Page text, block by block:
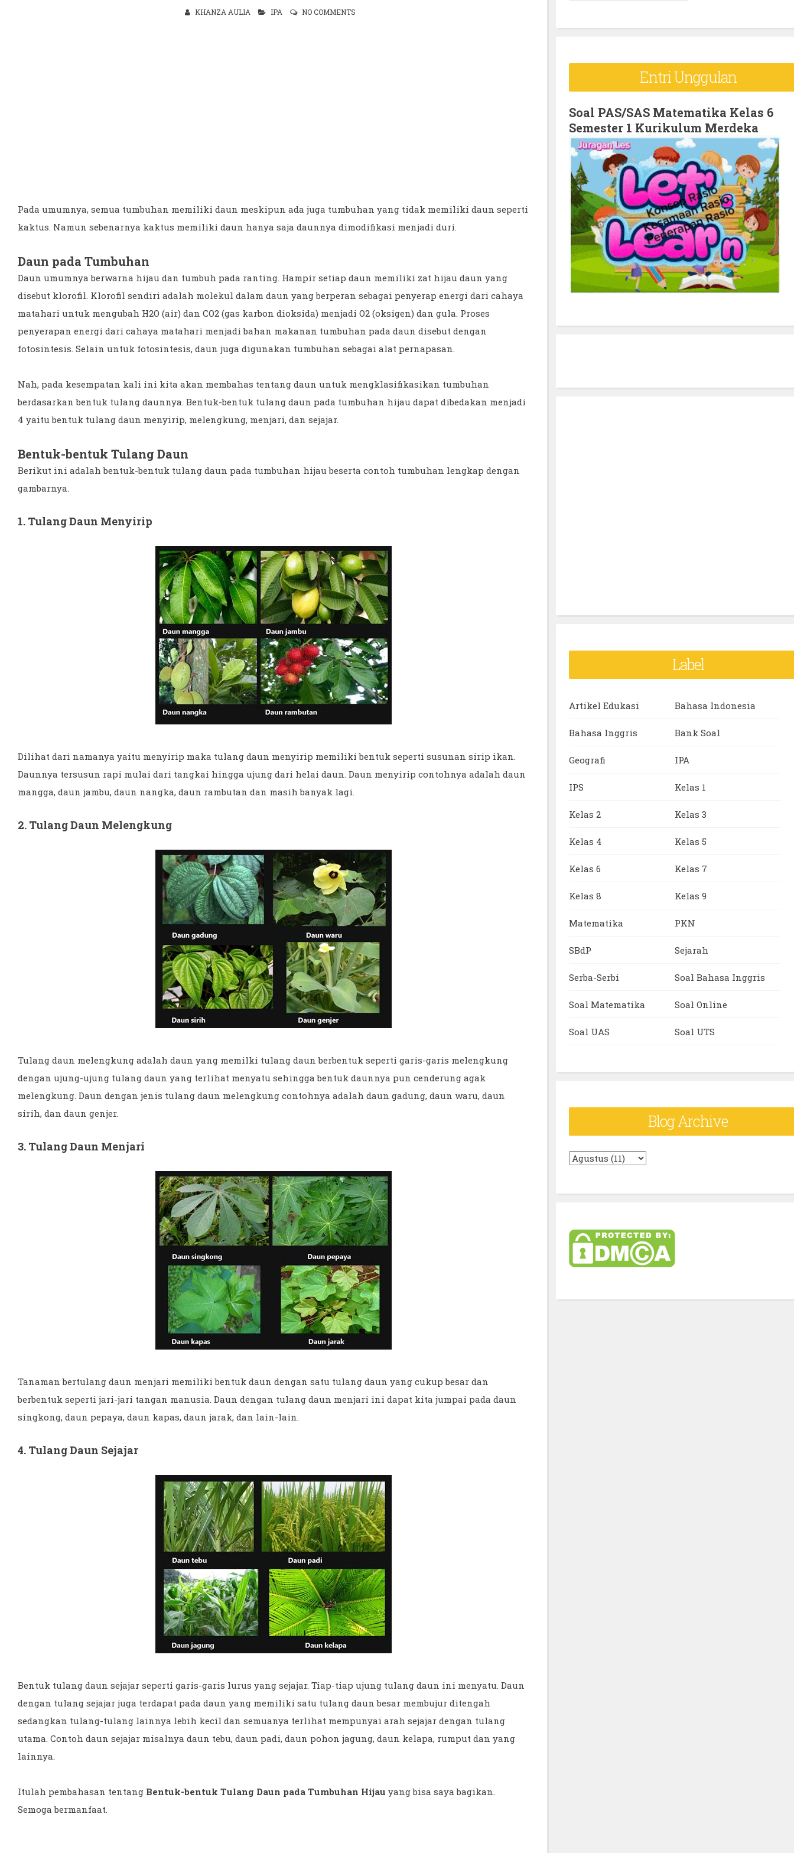
KHANZA AULIA IPA NO COMMENTS
Pada umumnya, semua tumbuhan memiliki daun meskipun ada juga tumbuhan yang tidak memiliki daun seperti
kaktus. Namun sebenarnya kaktus memiliki daun hanya saja daunnya dimodifikasi menjadi duri.
Daun pada Tumbuhan
Daun umumnya berwarna hijau dan tumbuh pada ranting. Hampir setiap daun memiliki zat hijau daun yang
disebut klorofil. Klorofil sendiri adalah molekul dalam daun yang berperan sebagai penyerap energi dari cahaya
matahari untuk mengubah H2O (air) dan CO2 (gas karbon dioksida) menjadi O2 (oksigen) dan gula. Proses
penyerapan energi dari cahaya matahari menjadi bahan makanan tumbuhan pada daun disebut dengan
fotosintesis. Selain untuk fotosintesis, daun juga digunakan tumbuhan sebagai alat pernapasan.
Nah, pada kesempatan kali ini kita akan membahas tentang daun untuk mengklasifikasikan tumbuhan
berdasarkan bentuk tulang daunnya. Bentuk-bentuk tulang daun pada tumbuhan hijau dapat dibedakan menjadi
4 yaitu bentuk tulang daun menyirip, melengkung, menjari, dan sejajar.
Bentuk-bentuk Tulang Daun
Berikut ini adalah bentuk-bentuk tulang daun pada tumbuhan hijau beserta contoh tumbuhan lengkap dengan
gambarnya.
1. Tulang Daun Menyirip
Dilihat dari namanya yaitu menyirip maka tulang daun menyirip memiliki bentuk seperti susunan sirip ikan.
Daunnya tersusun rapi mulai dari tangkai hingga ujung dari helai daun. Daun menyirip contohnya adalah daun
mangga, daun jambu, daun nangka, daun rambutan dan masih banyak lagi.
2. Tulang Daun Melengkung
Tulang daun melengkung adalah daun yang memilki tulang daun berbentuk seperti garis-garis melengkung
dengan ujung-ujung tulang daun yang terlihat menyatu sehingga bentuk daunnya pun cenderung agak
melengkung. Daun dengan jenis tulang daun melengkung contohnya adalah daun gadung, daun waru, daun
sirih, dan daun genjer.
3. Tulang Daun Menjari
Tanaman bertulang daun menjari memiliki bentuk daun dengan satu tulang daun yang cukup besar dan
berbentuk seperti jari-jari tangan manusia. Daun dengan tulang daun menjari ini dapat kita jumpai pada daun
singkong, daun pepaya, daun kapas, daun jarak, dan lain-lain.
4. Tulang Daun Sejajar
Bentuk tulang daun sejajar seperti garis-garis lurus yang sejajar. Tiap-tiap ujung tulang daun ini menyatu. Daun
dengan tulang sejajar juga terdapat pada daun yang memiliki satu tulang daun besar membujur ditengah
sedangkan tulang-tulang lainnya lebih kecil dan semuanya terlihat mempunyai arah sejajar dengan tulang
utama. Contoh daun sejajar misalnya daun tebu, daun padi, daun pohon jagung, daun kelapa, rumput dan yang
lainnya.
Itulah pembahasan tentang Bentuk-bentuk Tulang Daun pada Tumbuhan Hijau yang bisa saya bagikan.
Semoga bermanfaat.
e
f
o
r
:
Entri Unggulan
Soal PAS/SAS Matematika Kelas 6
Semester 1 Kurikulum Merdeka
Label
Artikel Edukasi Bahasa Indonesia
Bahasa Inggris Bank Soal
Geografi IPA
IPS Kelas 1
Kelas 2 Kelas 3
Kelas 4 Kelas 5
Kelas 6 Kelas 7
Kelas 8 Kelas 9
Matematika PKN
SBdP Sejarah
Serba-Serbi Soal Bahasa Inggris
Soal Matematika Soal Online
Soal UAS Soal UTS
Blog Archive